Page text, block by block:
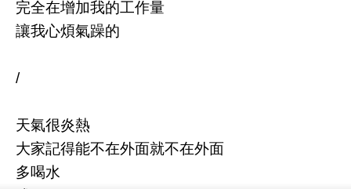
完全在增加我的工作量
讓我心煩氣躁的
/
天氣很炎熱
大家記得能不在外面就不在外面
多喝水